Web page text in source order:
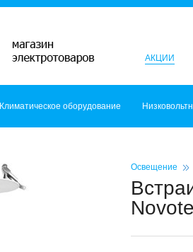
АКЦИИ
Климатическое оборудование
Освещение